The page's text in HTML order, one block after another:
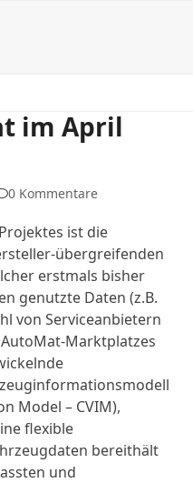
im April
0 Kommentare
ist die
übergreifenden
erstmals bisher
genutzte Daten (z.B.
von Serviceanbietern
Marktplatzes
Model – CVIM),
flexible
bereithält
und